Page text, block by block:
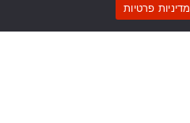
מדיניות פרטיות